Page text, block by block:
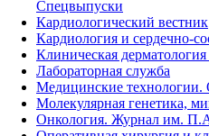
Спецвыпуски
Кардиологический вестник
Кардиология и сердечно-
Клиническая
Лабораторная служба
Медицинские
Молекулярная генетика,
Онкология. Журнал им.